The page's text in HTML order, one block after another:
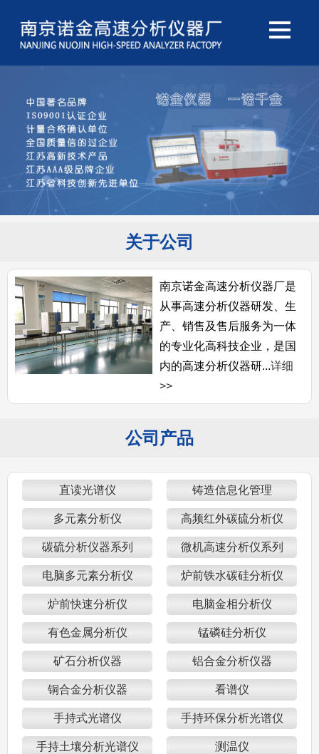
关于公司
南京诺金高速分析仪器厂是
从事高速分析仪器研发、生
产、销售及售后服务为一体
的专业化高科技企业，是国
内的高速分析仪器研...详细
>>
公司产品
直读光谱仪 铸造信息化管理
多元素分析仪 高频红外碳硫分析仪
碳硫分析仪器系列 微机高速分析仪系列
电脑多元素分析仪 炉前铁水碳硅分析仪
炉前快速分析仪 电脑金相分析仪
有色金属分析仪 锰磷硅分析仪
矿石分析仪器 铝合金分析仪器
铜合金分析仪器 看谱仪
手持式光谱仪 手持环保分析光谱仪
手持土壤分析光谱仪 测温仪